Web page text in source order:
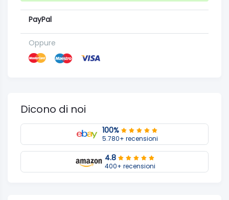
PayPal
Oppure
Dicono di noi
100%
5.780+ recensioni
4.8
400+ recensioni